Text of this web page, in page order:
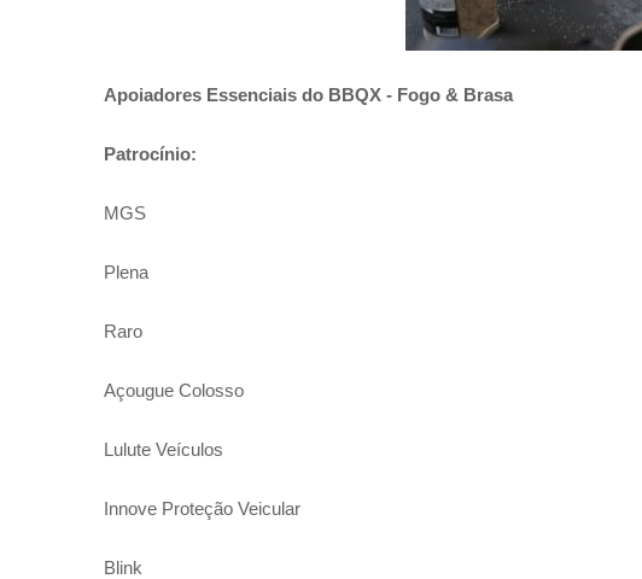
Apoiadores Essenciais do BBQX - Fogo & Brasa
Patrocínio:
MGS
Plena
Raro
Açougue Colosso
Lulute Veículos
Innove Proteção Veicular
Blink